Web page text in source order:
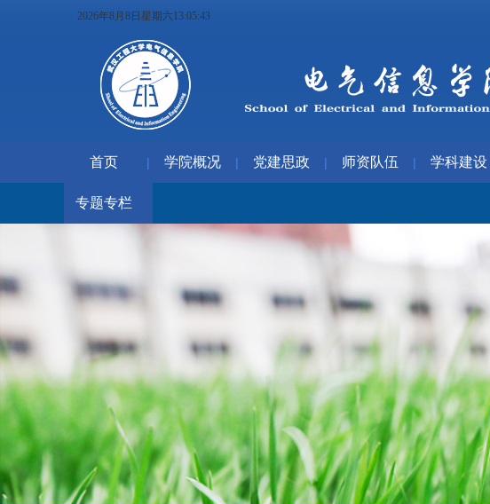
2026年8月8日星期六13:05:44
首页 | 学院概况 | 党建思政 | 师资队伍 | 学科建设
专题专栏